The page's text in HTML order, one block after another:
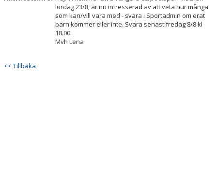
lördag 23/8, är nu intresserad av att veta hur många
som kan/vill vara med - svara i Sportadmin om erat
barn kommer eller inte. Svara senast fredag 8/8 kl
18.00.
Mvh Lena
<< Tillbaka